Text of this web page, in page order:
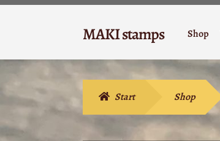
Zur
Navigation
springen
Zum
Inhalt
springen
MAKI stamps Shop
Start Shop